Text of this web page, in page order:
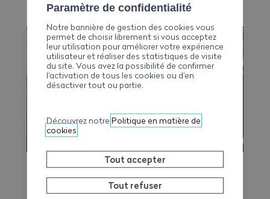
EN SAVOIR PLUS
Convention Nationale : le CN Time-
Check est disponible
Paramètre de confidentialité
Notre bannière de gestion des cookies vous
permet de choisir librement si vous acceptez
leur utilisation pour améliorer votre expérience
utilisateur et réaliser des statistiques de visite
du site. Vous avez la possibilité de confirmer
l’activation de tous les cookies ou d’en
désactiver tout ou partie.
Découvrez notre Politique en matière de
cookies
Tout accepter
Tout refuser